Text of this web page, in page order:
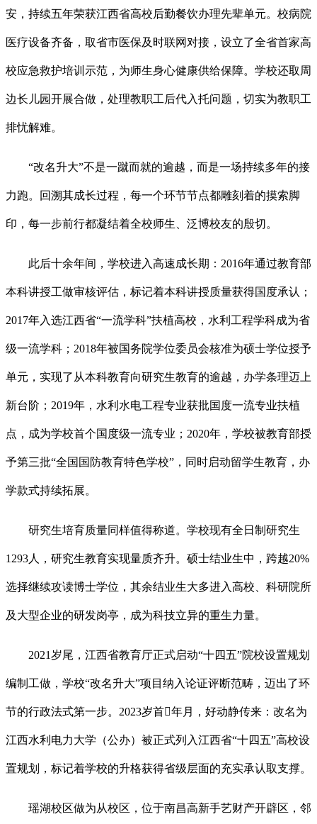
安，持续五年荣获江西省高校后勤餐饮办理先辈单元。校病院
医疗设备齐备，取省市医保及时联网对接，设立了全省首家高
校应急救护培训示范，为师生身心健康供给保障。学校还取周
边长儿园开展合做，处理教职工后代入托问题，切实为教职工
排忧解难。
“改名升大”不是一蹴而就的逾越，而是一场持续多年的接
力跑。回溯其成长过程，每一个环节节点都雕刻着的摸索脚
印，每一步前行都凝结着全校师生、泛博校友的殷切。
此后十余年间，学校进入高速成长期：2016年通过教育部
本科讲授工做审核评估，标记着本科讲授质量获得国度承认；
2017年入选江西省“一流学科”扶植高校，水利工程学科成为省
级一流学科；2018年被国务院学位委员会核准为硕士学位授予
单元，实现了从本科教育向研究生教育的逾越，办学条理迈上
新台阶；2019年，水利水电工程专业获批国度一流专业扶植
点，成为学校首个国度级一流专业；2020年，学校被教育部授
予第三批“全国国防教育特色学校”，同时启动留学生教育，办
学款式持续拓展。
研究生培育质量同样值得称道。学校现有全日制研究生
1293人，研究生教育实现量质齐升。硕士结业生中，跨越20%
选择继续攻读博士学位，其余结业生大多进入高校、科研院所
及大型企业的研发岗亭，成为科技立异的重生力量。
2021岁尾，江西省教育厅正式启动“十四五”院校设置规划
编制工做，学校“改名升大”项目纳入论证评断范畴，迈出了环
节的行政法式第一步。2023岁首年月，好动静传来：改名为
江西水利电力大学（公办）被正式列入江西省“十四五”高校设
置规划，标记着学校的升格获得省级层面的充实承认取支撑。
瑶湖校区做为从校区，位于南昌高新手艺财产开辟区，邻